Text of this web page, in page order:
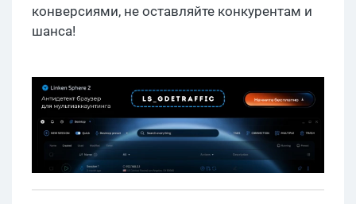
конверсиями, не оставляйте конкурентам и
шанса!